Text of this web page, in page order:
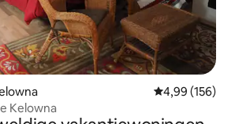
Gemiddelde
4,99 (156)
Kelowna